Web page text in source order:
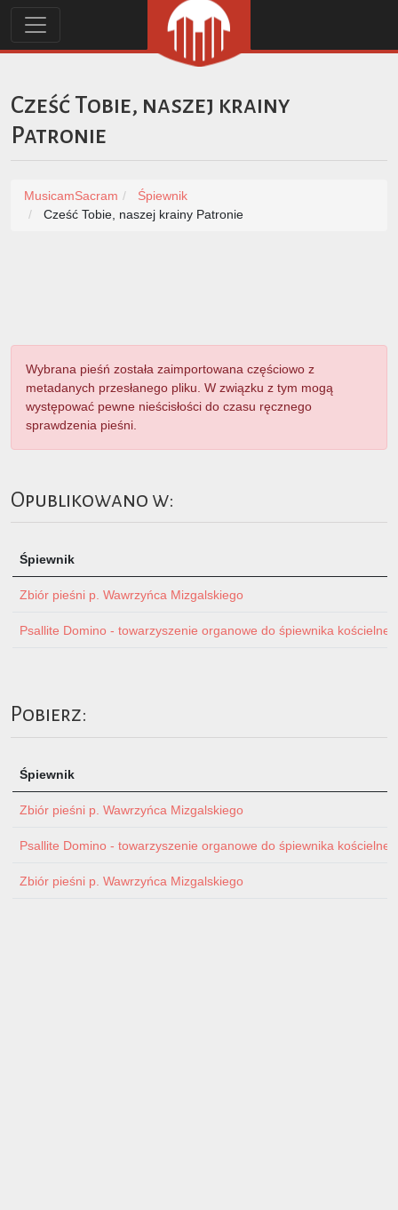
Cześć Tobie, naszej krainy
Patronie
MusicamSacram
Śpiewnik
Cześć Tobie, naszej krainy Patronie
Wybrana pieśń została zaimportowana częściowo z
metadanych przesłanego pliku. W związku z tym mogą
występować pewne nieścisłości do czasu ręcznego
sprawdzenia pieśni.
Opublikowano w:
Śpiewnik
Zbiór pieśni p. Wawrzyńca Mizgalskiego
Psallite Domino - towarzyszenie organowe do śpiewnika
Pobierz:
Śpiewnik
Zbiór pieśni p. Wawrzyńca Mizgalskiego
Psallite Domino - towarzyszenie organowe do śpiewnika
Zbiór pieśni p. Wawrzyńca Mizgalskiego